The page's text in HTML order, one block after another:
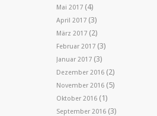
Mai 2017 (4)
April 2017 (3)
März 2017 (2)
Februar 2017 (3)
Januar 2017 (3)
Dezember 2016 (2)
November 2016 (5)
Oktober 2016 (1)
September 2016 (3)